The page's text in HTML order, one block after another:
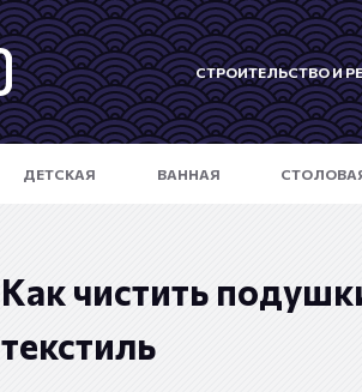
СТРОИТЕЛЬСТВО И
ДЕТСКАЯ ВАННАЯ
Как чистить
текстиль